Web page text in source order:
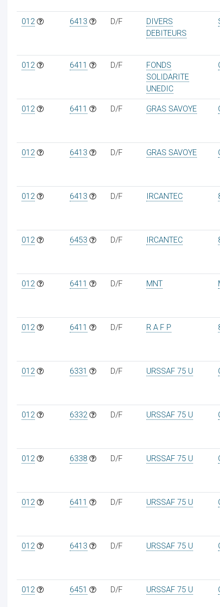
012 6413 D/F
DIVERS
DEBITEURS
012 6411 D/F
FONDS
SOLIDARITE
UNEDIC
012 6411 D/F GRAS SAVOYE
012 6413 D/F GRAS SAVOYE
012 6413 D/F IRCANTEC
012 6453 D/F IRCANTEC
012 6411 D/F MNT
012 6411 D/F R A F P
012 6331 D/F URSSAF 75 U
012 6332 D/F URSSAF 75 U
012 6338 D/F URSSAF 75 U
012 6411 D/F URSSAF 75 U
012 6413 D/F URSSAF 75 U
012 6451 D/F URSSAF 75 U